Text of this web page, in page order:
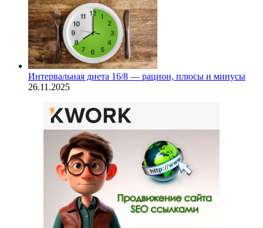
Интервальная диета 16/8 — рацион, плюсы и минусы
26.11.2025